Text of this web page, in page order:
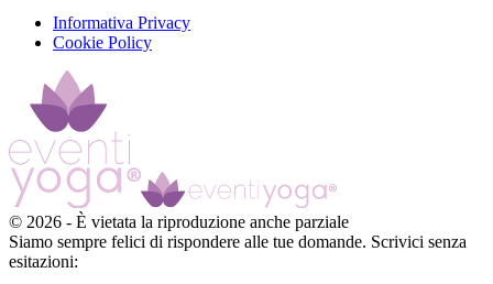
Informativa Privacy
Cookie Policy
© 2026 - È vietata la riproduzione anche parziale
Siamo sempre felici di rispondere alle tue domande. Scrivici senza
esitazioni: